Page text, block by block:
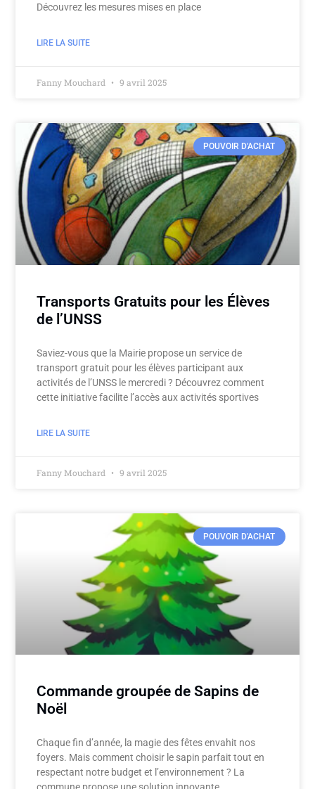
Découvrez les mesures mises en place
LIRE LA SUITE
Fanny Mouchard 9 avril 2025
POUVOIR D'ACHAT
Transports Gratuits pour les Élèves
de l’UNSS
Saviez-vous que la Mairie propose un service de
transport gratuit pour les élèves participant aux
activités de l’UNSS le mercredi ? Découvrez comment
cette initiative facilite l’accès aux activités sportives
LIRE LA SUITE
Fanny Mouchard 9 avril 2025
POUVOIR D'ACHAT
Commande groupée de Sapins de
Noël
Chaque fin d’année, la magie des fêtes envahit nos
foyers. Mais comment choisir le sapin parfait tout en
respectant notre budget et l’environnement ? La